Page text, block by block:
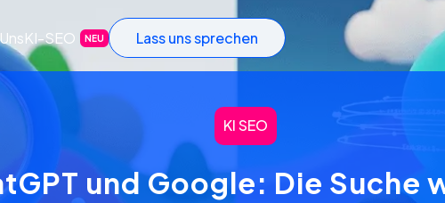
KI-SEO NEU Lass uns sprechen
KI SEO
und Google: Die Suche